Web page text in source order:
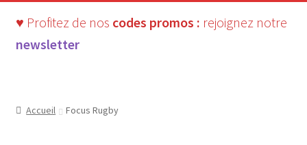
♥ Profitez de nos codes promos : rejoignez notre
newsletter
Accueil Focus Rugby